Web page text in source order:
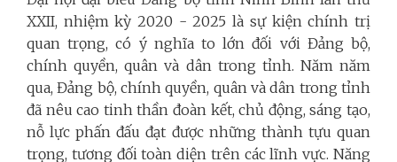
XXII, nhiệm kỳ 2020 - 2025 là sự kiện chính trị
quan trọng, có ý nghĩa to lớn đối với Đảng bộ,
chính quyền, quân và dân trong tỉnh. Năm năm
qua, Đảng bộ, chính quyền, quân và dân trong tỉnh
đã nêu cao tinh thần đoàn kết, chủ động, sáng tạo,
nỗ lực phấn đấu đạt được những thành tựu quan
trọng, tương đối toàn diện trên các lĩnh vực. Năng